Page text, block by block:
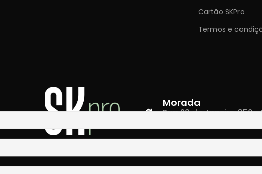
Cartão SKPro
Termos e
Morada
Rua 28 de Janeiro, 350 -